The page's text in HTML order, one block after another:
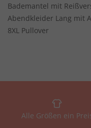
Bademantel mit
Abendkleider Lang mit
8XL Pullover
Alle Größen ein